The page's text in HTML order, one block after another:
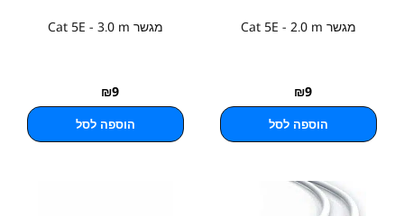
מגשר Cat 5E - 2.0 m
₪9
הוספה לסל
מגשר Cat 5E - 3.0 m
₪9
הוספה לסל